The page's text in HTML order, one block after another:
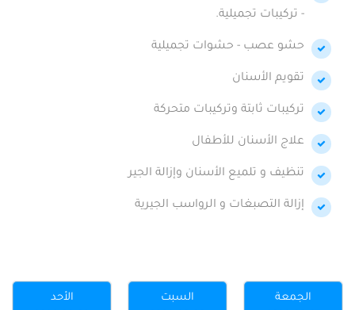
- تركيبات تجميلية.
حشو عصب - حشوات تجميلية
تقويم الأسنان
تركيبات ثابتة وتركيبات متحركة
علاج الأسنان للأطفال
تنظيف و تلميع الأسنان وإزالة الجير
إزالة التصبغات و الرواسب الجيرية
الجمعة
السبت
الأحد